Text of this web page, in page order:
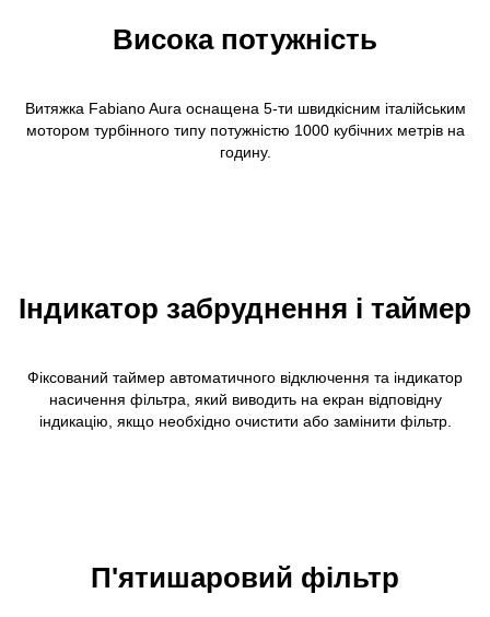
Висока потужність
Витяжка Fabiano Aura оснащена 5-ти швидкісним італійським
мотором турбінного типу потужністю 1000 кубічних метрів на
годину.
Індикатор забруднення і таймер
Фіксований таймер автоматичного відключення та індикатор
насичення фільтра, який виводить на екран відповідну
індикацію, якщо необхідно очистити або замінити фільтр.
П'ятишаровий фільтр